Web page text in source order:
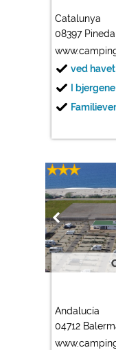
Catalunya
08397
ved havet
I bjergene
Andalucía
04712